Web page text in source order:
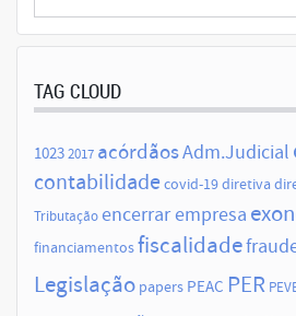
TAG CLOUD
10232017 acórdãosAdm.Judicial
contabilidade covid-19diretiva
Tributaçãoencerrar empresa
financiamentosfiscalidade
Legislação papers PEAC PER